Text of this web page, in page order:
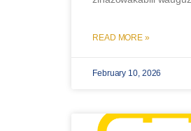
READ MORE »
February 10, 2026